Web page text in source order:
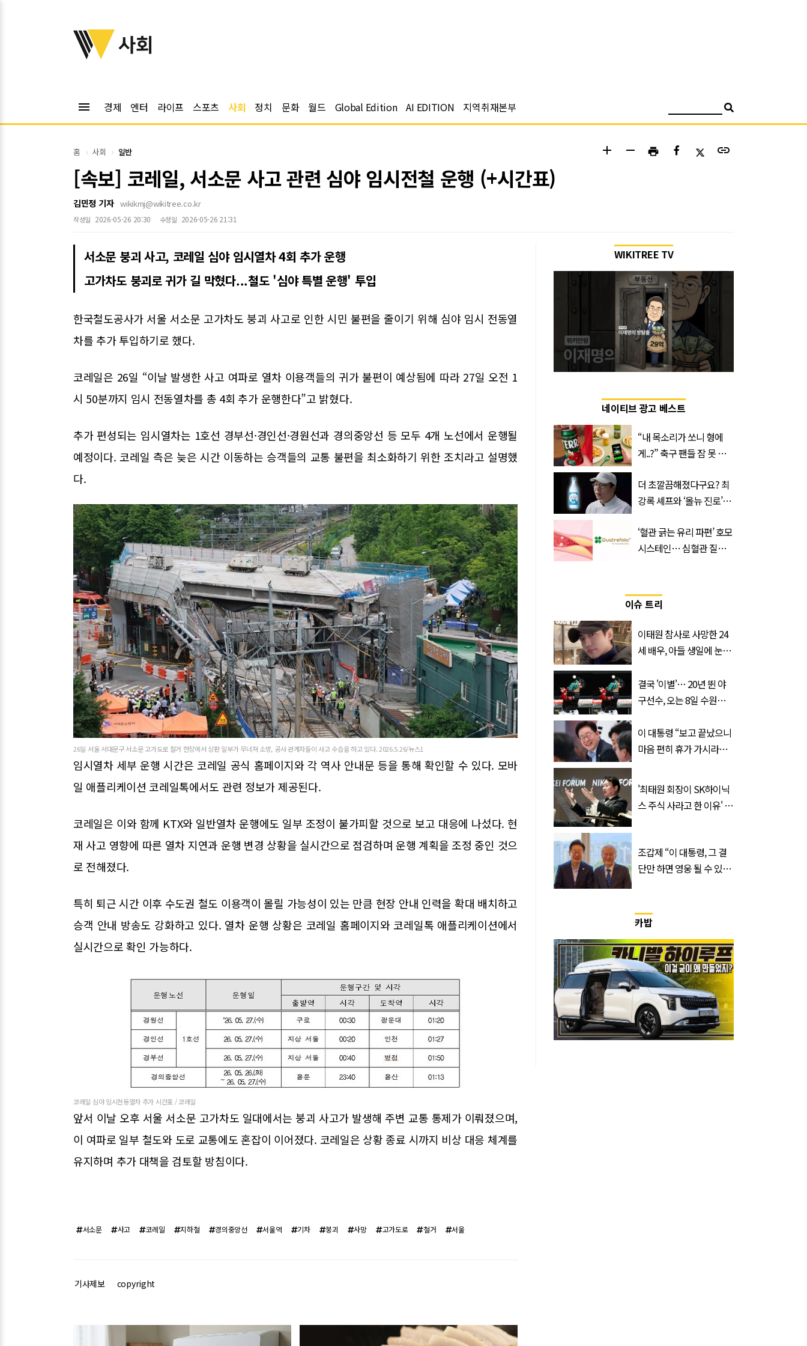
위키트리
사회
menu 경제 엔터 라이프 스포츠 사회 정치 문화 월드 Global Edition AI EDITION 지역취재본부
홈 사회 일반 add remove print link
[속보] 코레일, 서소문 사고 관련 심야 임시전철 운행 (+시간표)
김민정 기자 wikikmj@wikitree.co.kr
작성일 2026-05-26 20:30 수정일 2026-05-26 21:31
서소문 붕괴 사고, 코레일 심야 임시열차 4회 추가 운행
고가차도 붕괴로 귀가 길 막혔다...철도 '심야 특별 운행' 투입
한국철도공사가 서울 서소문 고가차도 붕괴 사고로 인한 시민 불편을 줄이기 위해 심야 임시 전동열
차를 추가 투입하기로 했다.
코레일은 26일 “이날 발생한 사고 여파로 열차 이용객들의 귀가 불편이 예상됨에 따라 27일 오전 1
시 50분까지 임시 전동열차를 총 4회 추가 운행한다”고 밝혔다.
추가 편성되는 임시열차는 1호선 경부선·경인선·경원선과 경의중앙선 등 모두 4개 노선에서 운행될
예정이다. 코레일 측은 늦은 시간 이동하는 승객들의 교통 불편을 최소화하기 위한 조치라고 설명했
다.
26일 서울 서대문구 서소문 고가도로 철거 현장에서 상판 일부가 무너져 소방, 공사 관계자들이 사고 수습을 하고 있다. 2026.5.26/뉴스1
임시열차 세부 운행 시간은 코레일 공식 홈페이지와 각 역사 안내문 등을 통해 확인할 수 있다. 모바
일 애플리케이션 코레일톡에서도 관련 정보가 제공된다.
코레일은 이와 함께 KTX와 일반열차 운행에도 일부 조정이 불가피할 것으로 보고 대응에 나섰다. 현
재 사고 영향에 따른 열차 지연과 운행 변경 상황을 실시간으로 점검하며 운행 계획을 조정 중인 것으
로 전해졌다.
특히 퇴근 시간 이후 수도권 철도 이용객이 몰릴 가능성이 있는 만큼 현장 안내 인력을 확대 배치하고
승객 안내 방송도 강화하고 있다. 열차 운행 상황은 코레일 홈페이지와 코레일톡 애플리케이션에서
실시간으로 확인 가능하다.
코레일 심야 임시전동열차 추가 시간표 / 코레일
앞서 이날 오후 서울 서소문 고가차도 일대에서는 붕괴 사고가 발생해 주변 교통 통제가 이뤄졌으며,
이 여파로 일부 철도와 도로 교통에도 혼잡이 이어졌다. 코레일은 상황 종료 시까지 비상 대응 체계를
유지하며 추가 대책을 검토할 방침이다.
서소문 사고 코레일 지하철 경의중앙선 서울역 기차 붕괴 사망 고가도로 철거 서울
기사제보 copyright
관련기사
WIKITREE TV
네이티브 광고 베스트
“내 목소리가 쏘니 형에
게..?” 축구 팬들 잠 못 들
트
더 초깔끔해졌다구요? 최
강록 셰프와 ‘올뉴 진로’의
‘혈관 긁는 유리 파편’ 호모
시스테인… 심혈관 질환
이슈 트리
이태원 참사로 사망한 24
세 배우, 아들 생일에 눈물
결국 '이별'… 20년 뛴 야
구선수, 오는 8일 수원서
이 대통령 “보고 끝났으니
마음 편히 휴가 가시라…
'최태원 회장이 SK하이닉
스 주식 사라고 한 이유' 글
조갑제 “이 대통령, 그 결
단만 하면 영웅 될 수 있
카밥